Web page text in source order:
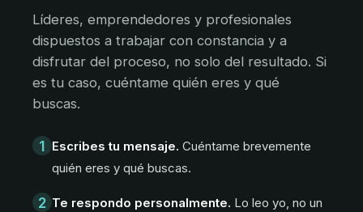
Líderes, emprendedores y profesionales
dispuestos a trabajar con constancia y a
disfrutar del proceso, no solo del resultado. Si
es tu caso, cuéntame quién eres y qué
buscas.
1 Escribes tu mensaje. Cuéntame brevemente
quién eres y qué buscas.
2 Te respondo personalmente. Lo leo yo, no un